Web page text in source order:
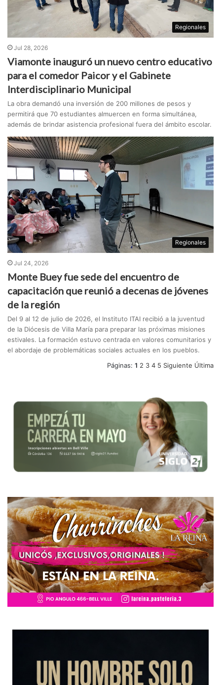
Regionales
Jul 28, 2026
Viamonte inauguró un nuevo centro educativo
para el comedor Paicor y el Gabinete
Interdisciplinario Municipal
La obra demandó una inversión de 200 millones de pesos y
permitirá que 70 estudiantes almuercen en forma simultánea,
además de brindar asistencia profesional fuera del ámbito escolar.
Regionales
Jul 24, 2026
Monte Buey fue sede del encuentro de
capacitación que reunió a decenas de jóvenes
de la región
Del 9 al 12 de julio de 2026, el Instituto ITAI recibió a la juventud
de la Diócesis de Villa María para preparar las próximas misiones
estivales. La formación estuvo centrada en valores comunitarios y
el abordaje de problemáticas sociales actuales en los pueblos.
Páginas: 1 2 3 4 5 Siguiente Última